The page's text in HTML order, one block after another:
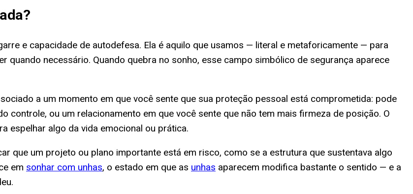
?
e capacidade de autodefesa. Ela é aquilo que usamos — literal e metaforicamente — para
quando necessário. Quando quebra no sonho, esse campo simbólico de segurança aparece
a um momento em que você sente que sua proteção pessoal está comprometida: pode
controle, ou um relacionamento em que você sente que não tem mais firmeza de posição. O
espelhar algo da vida emocional ou prática.
que um projeto ou plano importante está em risco, como se a estrutura que sustentava algo
em sonhar com unhas, o estado em que as unhas aparecem modifica bastante o sentido — e a